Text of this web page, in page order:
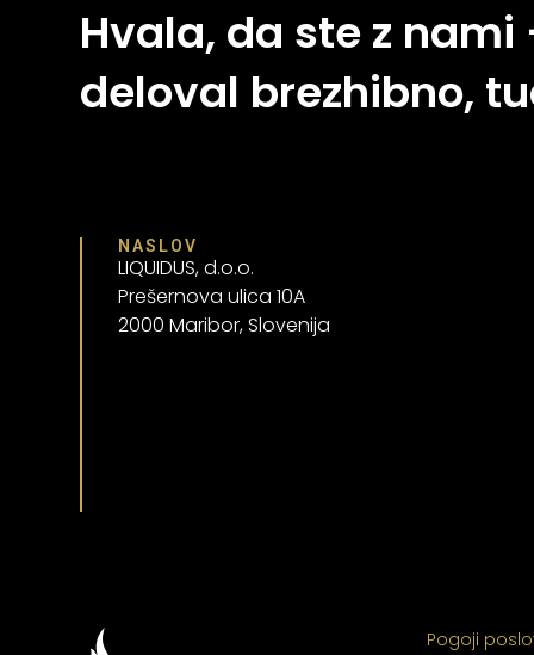
Hvala, da ste z
deloval brezhibno,
NASLOV
LIQUIDUS, d.o.o.
Prešernova ulica 10A
2000 Maribor, Slovenija
Pogoji